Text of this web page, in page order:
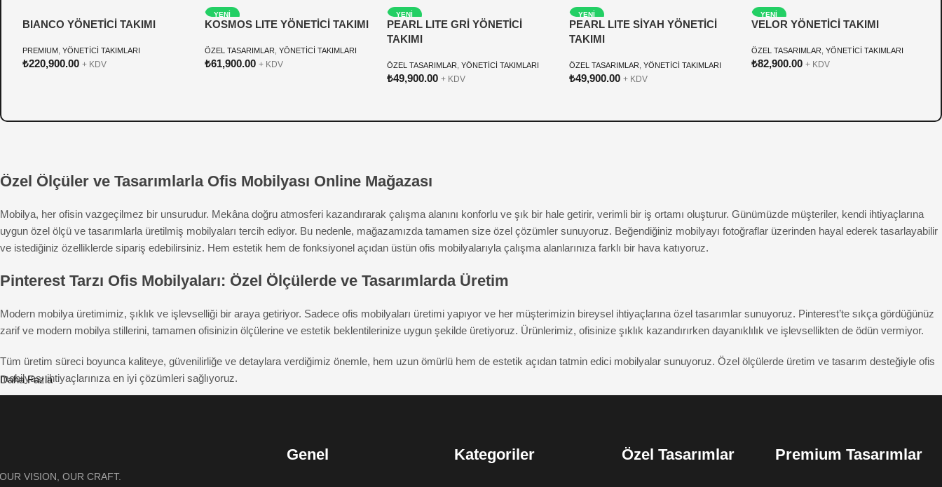
BIANCO YÖNETİCİ TAKIMI
PREMIUM YÖNETİCİ TAKIMLARI
₺220,900.00 + KDV
YENI
KOSMOS LITE YÖNETİCİ TAKIMI
ÖZEL TASARIMLAR YÖNETİCİ TAKIMLARI
₺61,900.00 + KDV
YENI
PEARL LITE GRİ YÖNETİCİ
TAKIMI
ÖZEL TASARIMLAR YÖNETİCİ TAKIMLARI
₺49,900.00 + KDV
YENI
PEARL LITE SİYAH YÖNETİCİ
TAKIMI
ÖZEL TASARIMLAR YÖNETİCİ TAKIMLARI
₺49,900.00 + KDV
YENI
VELOR YÖNETİCİ TAKIMI
ÖZEL TASARIMLAR YÖNETİCİ TAKIMLARI
₺82,900.00 + KDV
Özel Ölçüler ve Tasarımlarla Ofis Mobilyası Online Mağazası
Mobilya, her ofisin vazgeçilmez bir unsurudur. Mekâna doğru atmosferi kazandırarak çalışma alanını konforlu ve şık bir hale getirir, verimli bir iş ortamı oluşturur. Günümüzde müşteriler, kendi ihtiyaçlarına
uygun özel ölçü ve tasarımlarla üretilmiş mobilyaları tercih ediyor. Bu nedenle, mağazamızda tamamen size özel çözümler sunuyoruz. Beğendiğiniz mobilyayı fotoğraflar üzerinden hayal ederek tasarlayabilir
ve istediğiniz özelliklerde sipariş edebilirsiniz. Hem estetik hem de fonksiyonel açıdan üstün ofis mobilyalarıyla çalışma alanlarınıza farklı bir hava katıyoruz.
Pinterest Tarzı Ofis Mobilyaları: Özel Ölçülerde ve Tasarımlarda Üretim
Modern mobilya üretimimiz, şıklık ve işlevselliği bir araya getiriyor. Sadece ofis mobilyaları üretimi yapıyor ve her müşterimizin bireysel ihtiyaçlarına özel tasarımlar sunuyoruz. Pinterest’te sıkça gördüğünüz
zarif ve modern mobilya stillerini, tamamen ofisinizin ölçülerine ve estetik beklentilerinize uygun şekilde üretiyoruz. Ürünlerimiz, ofisinize şıklık kazandırırken dayanıklılık ve işlevsellikten de ödün vermiyor.
Tüm üretim süreci boyunca kaliteye, güvenilirliğe ve detaylara verdiğimiz önemle, hem uzun ömürlü hem de estetik açıdan tatmin edici mobilyalar sunuyoruz. Özel ölçülerde üretim ve tasarım desteğiyle ofis
mobilyası ihtiyaçlarınıza en iyi çözümleri sağlıyoruz.
Daha Fazla
VISION, OUR CRAFT.
Genel Kategoriler Özel Tasarımlar Premium Tasarımlar